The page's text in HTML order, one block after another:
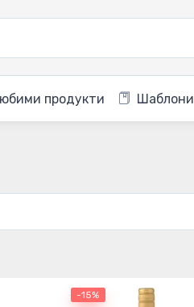
продукти Шаблони
-15%